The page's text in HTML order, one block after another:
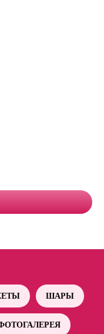
ШАРЫ